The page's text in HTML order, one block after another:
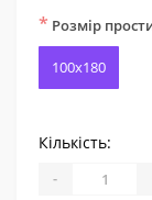
* Розмір
100x180
Кількість:
-